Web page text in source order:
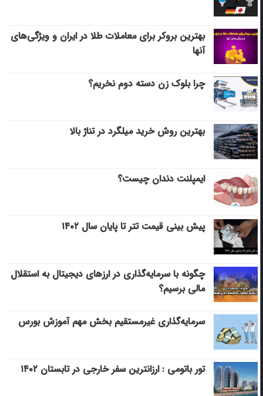
بهترین بروکر برای معاملات طلا در ایران و ویژگی‌های
آنها
چرا بلوک زن دسته دوم نخریم؟
بهترین روش خرید میلگرد در تناژ بالا
ایمپلنت دندان چیست؟
پیش بینی قیمت تتر تا پایان سال ۱۴۰۲
چگونه با سرمایه‌گذاری در ارزهای دیجیتال به استقلال
مالی برسیم؟
سرمایه‌گذاری غیرمستقیم بخش مهم آموزش بورس
تور باتومی : ارزانترین سفر خارجی در تابستان ۱۴۰۲